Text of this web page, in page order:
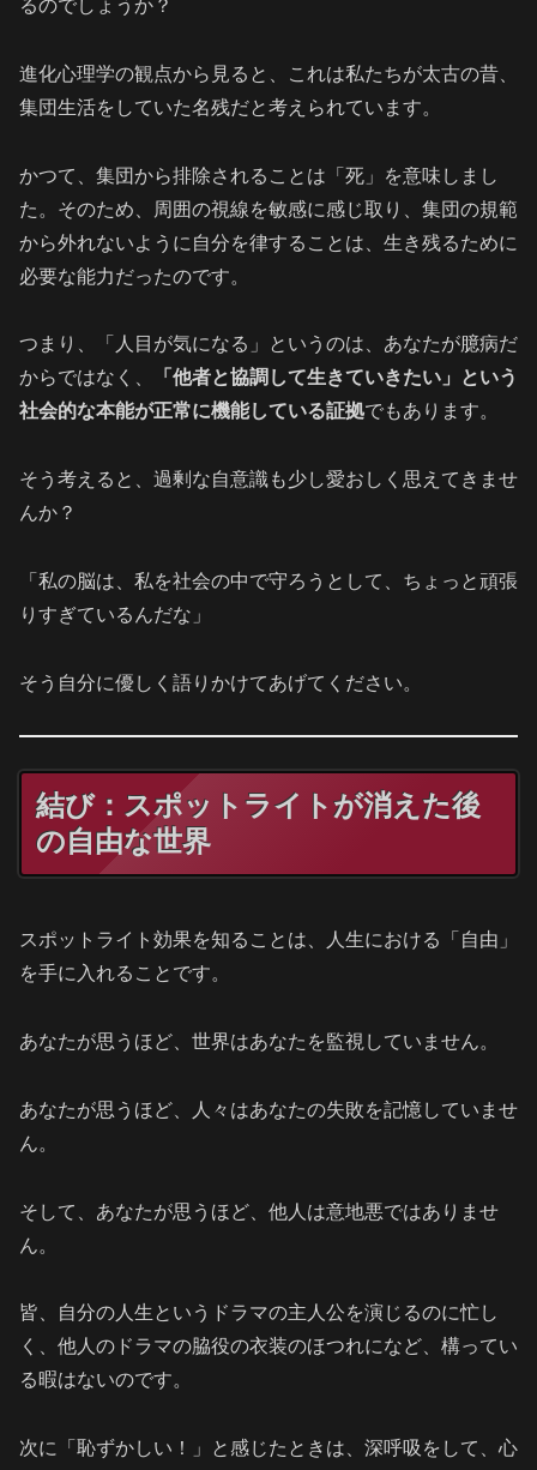
るのでしょうか？
進化心理学の観点から見ると、これは私たちが太古の昔、
集団生活をしていた名残だと考えられています。
かつて、集団から排除されることは「死」を意味しまし
た。そのため、周囲の視線を敏感に感じ取り、集団の規範
から外れないように自分を律することは、生き残るために
必要な能力だったのです。
つまり、「人目が気になる」というのは、あなたが臆病だ
からではなく、
「他者と協調して生きていきたい」という
社会的な本能が正常に機能している証拠でもあります。
そう考えると、過剰な自意識も少し愛おしく思えてきませ
んか？
「私の脳は、私を社会の中で守ろうとして、ちょっと頑張
りすぎているんだな」
そう自分に優しく語りかけてあげてください。
結び：スポットライトが消えた後
の自由な世界
スポットライト効果を知ることは、人生における「自由」
を手に入れることです。
あなたが思うほど、世界はあなたを監視していません。
あなたが思うほど、人々はあなたの失敗を記憶していませ
ん。
そして、あなたが思うほど、他人は意地悪ではありませ
ん。
皆、自分の人生というドラマの主人公を演じるのに忙し
く、他人のドラマの脇役の衣装のほつれになど、構ってい
る暇はないのです。
次に「恥ずかしい！」と感じたときは、深呼吸をして、心